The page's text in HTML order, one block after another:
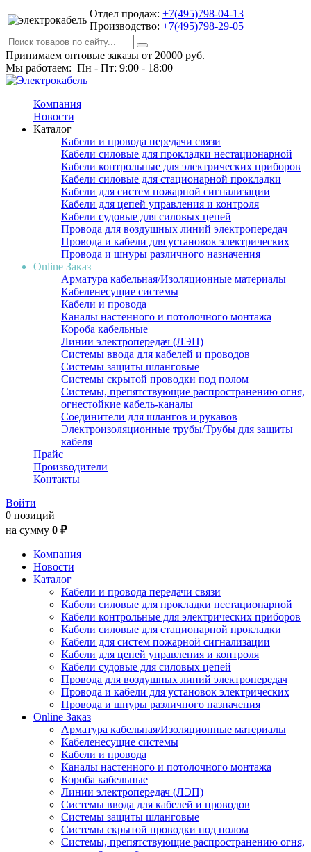
Отдел продаж: +7(495)798-04-13
Производство: +7(495)798-29-05
Принимаем оптовые заказы от 20000 руб.
Мы работаем: Пн - Пт: 9:00 - 18:00
Компания
Новости
Каталог
Кабели и провода передачи связи
Кабели силовые для прокладки нестационарной
Кабели контрольные для электрических приборов
Кабели силовые для стационарной прокладки
Кабели для систем пожарной сигнализации
Кабели для цепей управления и контроля
Кабели судовые для силовых цепей
Провода для воздушных линий электропередач
Провода и кабели для установок электрических
Провода и шнуры различного назначения
Online Заказ
Арматура кабельная/Изоляционные материалы
Кабеленесущие системы
Кабели и провода
Каналы настенного и потолочного монтажа
Короба кабельные
Линии электропередач (ЛЭП)
Системы ввода для кабелей и проводов
Системы защиты шланговые
Системы скрытой проводки под полом
Системы, препятствующие распространению огня,
огнестойкие кабель-каналы
Соединители для шлангов и рукавов
Электроизоляционные трубы/Трубы для защиты
кабеля
Прайс
Производители
Контакты
Войти
0 позиций
на сумму 0 ₽
Компания
Новости
Каталог
Кабели и провода передачи связи
Кабели силовые для прокладки нестационарной
Кабели контрольные для электрических приборов
Кабели силовые для стационарной прокладки
Кабели для систем пожарной сигнализации
Кабели для цепей управления и контроля
Кабели судовые для силовых цепей
Провода для воздушных линий электропередач
Провода и кабели для установок электрических
Провода и шнуры различного назначения
Online Заказ
Арматура кабельная/Изоляционные материалы
Кабеленесущие системы
Кабели и провода
Каналы настенного и потолочного монтажа
Короба кабельные
Линии электропередач (ЛЭП)
Системы ввода для кабелей и проводов
Системы защиты шланговые
Системы скрытой проводки под полом
Системы, препятствующие распространению огня,